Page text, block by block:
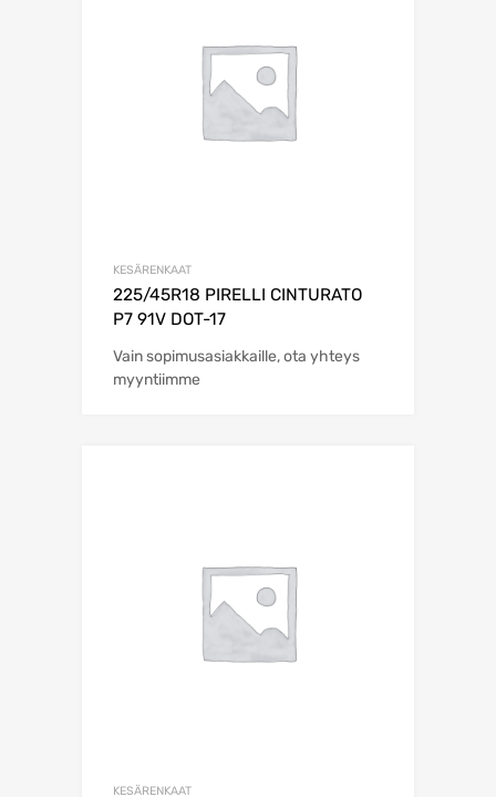
KESÄRENKAAT
225/45R18 PIRELLI CINTURATO
P7 91V DOT-17
Vain sopimusasiakkaille, ota yhteys
myyntiimme
KESÄRENKAAT